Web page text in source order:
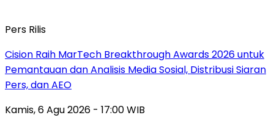
Pers Rilis
Cision Raih MarTech Breakthrough Awards 2026 untuk
Pemantauan dan Analisis Media Sosial, Distribusi Siaran
Pers, dan AEO
Kamis, 6 Agu 2026 - 17:00 WIB